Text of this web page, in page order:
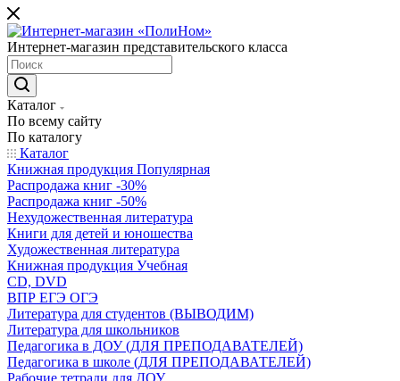
Интернет-магазин представительского класса
Каталог
По всему сайту
По каталогу
Каталог
Книжная продукция Популярная
Распродажа книг -30%
Распродажа книг -50%
Нехудожественная литература
Книги для детей и юношества
Художественная литература
Книжная продукция Учебная
CD, DVD
ВПР ЕГЭ ОГЭ
Литература для студентов (ВЫВОДИМ)
Литература для школьников
Педагогика в ДОУ (ДЛЯ ПРЕПОДАВАТЕЛЕЙ)
Педагогика в школе (ДЛЯ ПРЕПОДАВАТЕЛЕЙ)
Рабочие тетради для ДОУ